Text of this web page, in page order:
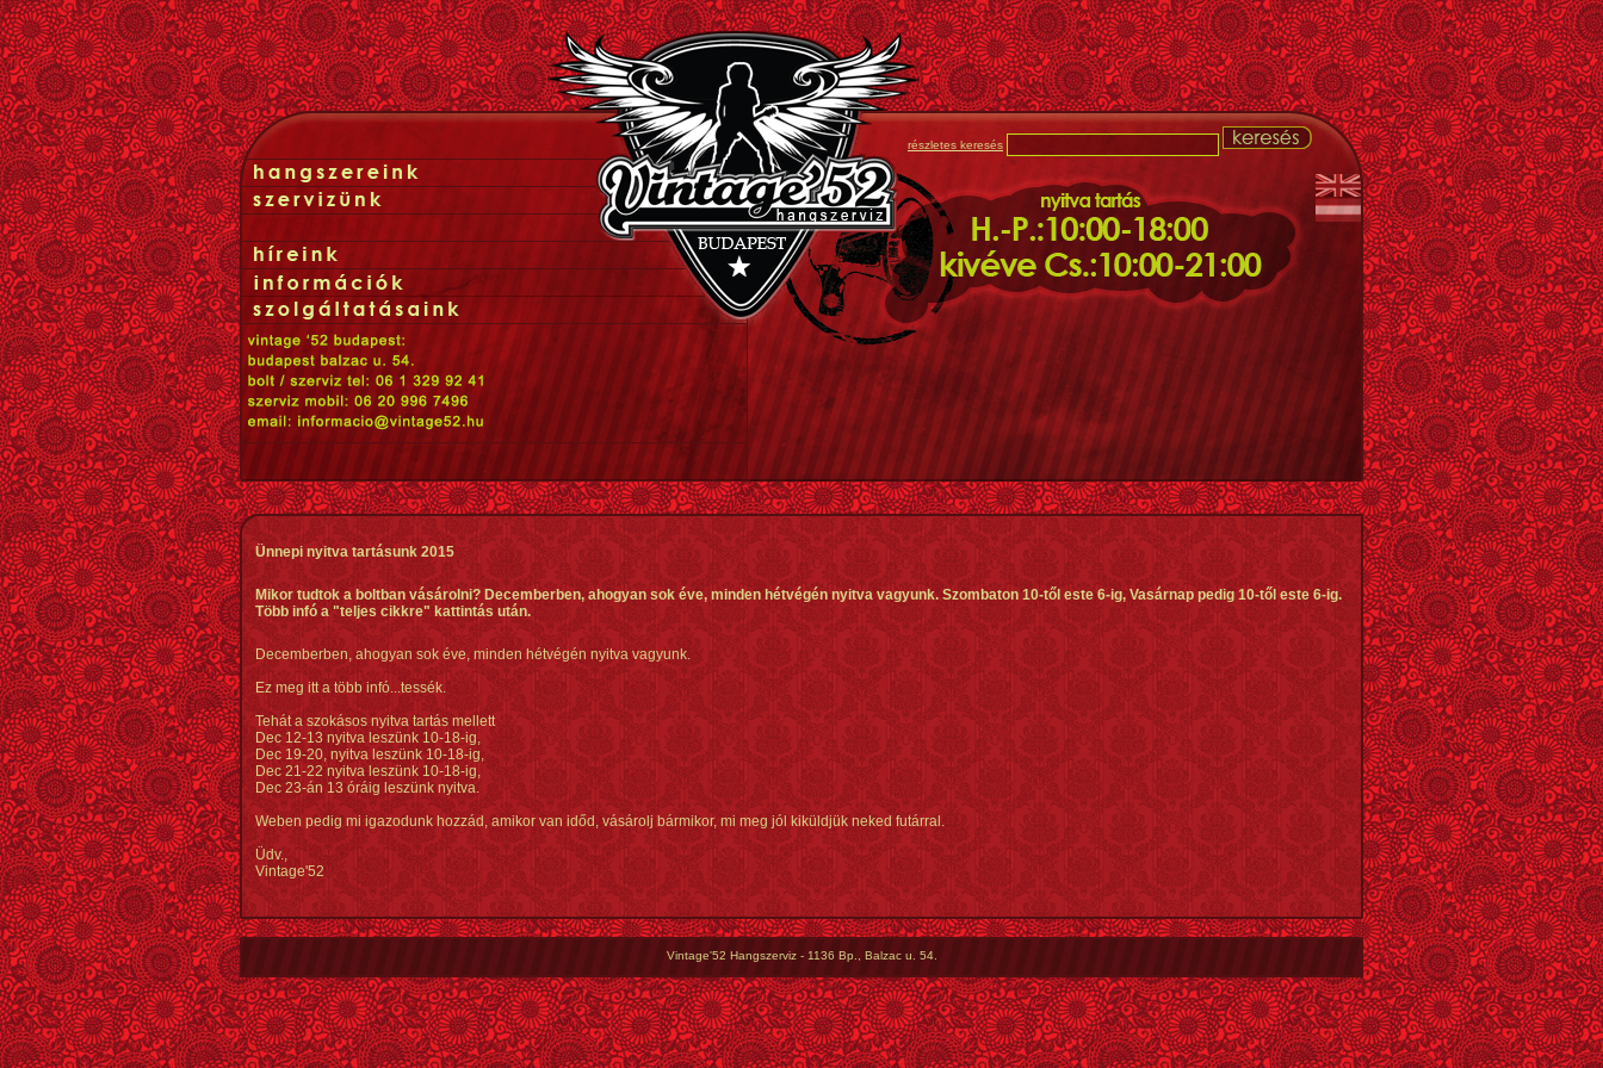
részletes keresés
Ünnepi nyitva tartásunk 2015
Mikor tudtok a boltban vásárolni? Decemberben, ahogyan sok éve, minden hétvégén nyitva vagyunk. Szombaton 10-től este 6-ig, Vasárnap pedig 10-től este 6-ig.
Több infó a "teljes cikkre" kattintás után.
Decemberben, ahogyan sok éve, minden hétvégén nyitva vagyunk.
Ez meg itt a több infó...tessék.
Tehát a szokásos nyitva tartás mellett
Dec 12-13 nyitva leszünk 10-18-ig,
Dec 19-20, nyitva leszünk 10-18-ig,
Dec 21-22 nyitva leszünk 10-18-ig,
Dec 23-án 13 óráig leszünk nyitva.
Weben pedig mi igazodunk hozzád, amikor van időd, vásárolj bármikor, mi meg jól kiküldjük neked futárral.
Üdv.,
Vintage'52
Vintage'52 Hangszerviz - 1136 Bp., Balzac u. 54.